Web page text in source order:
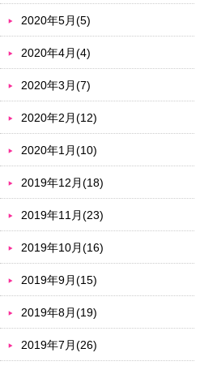
2020年5月(5)
2020年4月(4)
2020年3月(7)
2020年2月(12)
2020年1月(10)
2019年12月(18)
2019年11月(23)
2019年10月(16)
2019年9月(15)
2019年8月(19)
2019年7月(26)